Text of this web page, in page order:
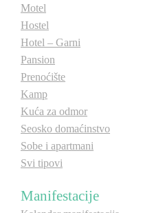
Motel
Hostel
Hotel – Garni
Pansion
Prenoćište
Kamp
Kuća za odmor
Seosko domaćinstvo
Sobe i apartmani
Svi tipovi
Manifestacije